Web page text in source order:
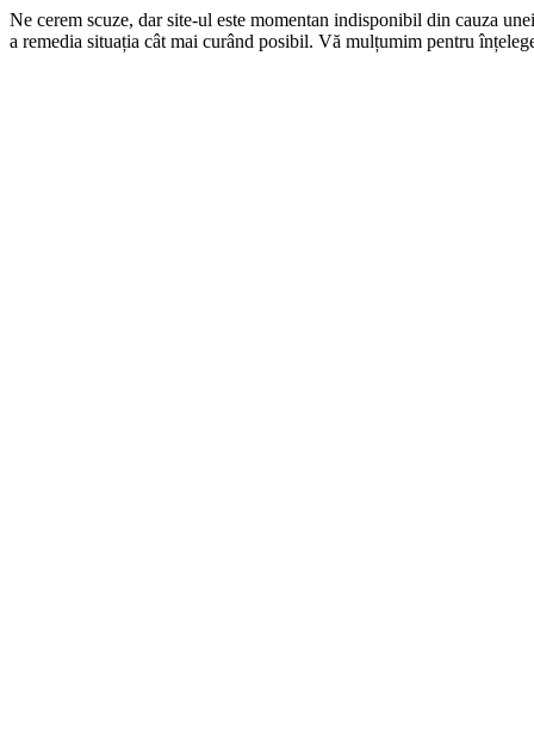
Ne cerem scuze, dar site-ul este momentan indisponibil din cauza
a remedia situația cât mai curând posibil. Vă mulțumim pentru